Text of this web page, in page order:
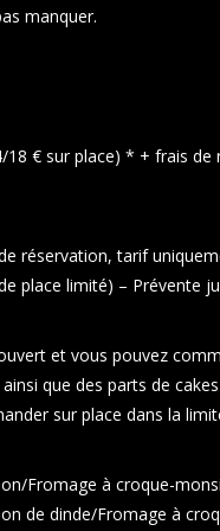
manquer.
€ sur place) * + frais de
réservation, tarif
place limité) – Prévente
et vous pouvez
que des parts de
sur place dans la
Fromage à croque-
de dinde/Fromage à